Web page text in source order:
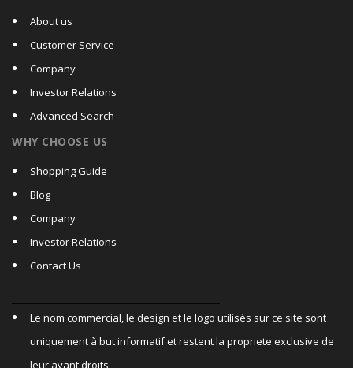
About us
Customer Service
Company
Investor Relations
Advanced Search
WHY CHOOSE US
Shopping Guide
Blog
Company
Investor Relations
Contact Us
Le nom commercial, le design et le logo utilisés sur ce site sont
uniquement à but informatif et restent la propriete exclusive de
leur ayant droits.